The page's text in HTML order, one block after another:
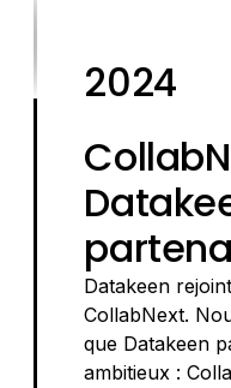
2024
Datakeen
CollabNext.
que Datakeen
ambitieux :